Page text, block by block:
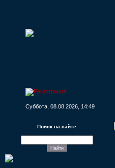
Суббота, 08.08.2026, 14:49
Поиск на сайте